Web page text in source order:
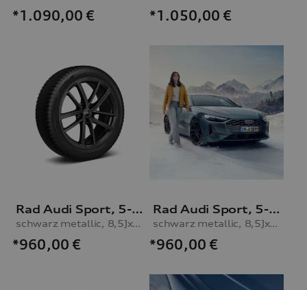
*1.090,00 € *1.050,00 €
Rad Audi Sport, 5-Doppelspeichen mit RS-Schriftzug
schwarz metallic, 8,5Jx19, Winterreifen 245/40 R19 98H XL, rechts
*960,00 €
Rad Audi Sport, 5-Doppelspeichen
schwarz metallic, 8,5Jx19, Winterreifen 245/40 R19 98H XL, rechts
*960,00 €